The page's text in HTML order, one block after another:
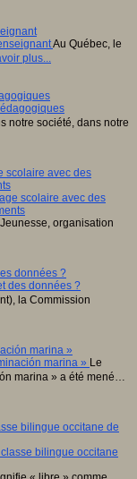
Au Québec, le
plus...
notre société, dans notre
scolaire avec des
organisation
données ?
la Commission
marina »
Le
marina » a été mené…
bilingue occitane de